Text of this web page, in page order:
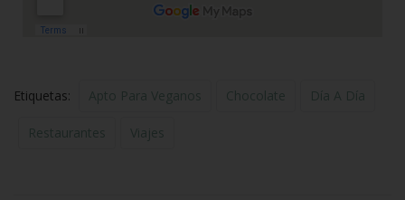
Etiquetas: Apto Para Veganos Chocolate Día A Día
Restaurantes Viajes